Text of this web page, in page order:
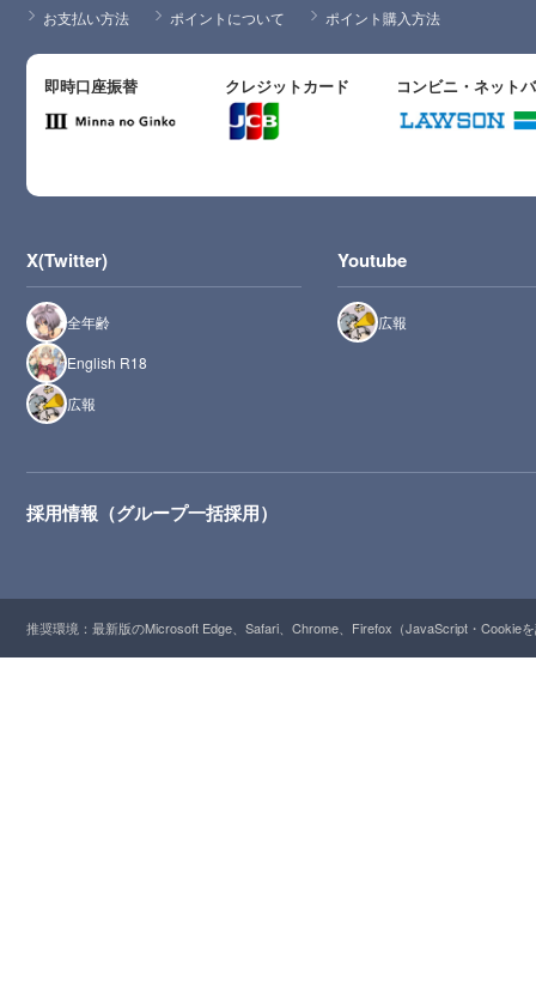
お支払い方法 ポイントについて ポイント購入方法
即時口座振替 クレジットカード コンビニ・ネット
X(Twitter)
全年齢
English R18
広報
Youtube
広報
採用情報（グループ一括採用）
推奨環境：最新版のMicrosoft Edge、Safari、Chrome、Firefox（JavaScript・Cookie